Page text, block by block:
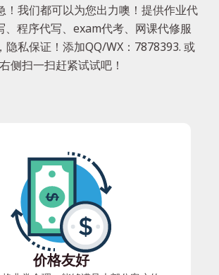
！我们都可以为您出力噢！提供作业代
、程序代写、exam代考、网课代修服
隐私保证！添加QQ/WX：7878393. 或
右侧扫一扫赶紧试试吧！
价格友好